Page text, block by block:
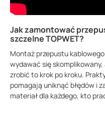
Jak zamontować
szczelne TOPWET?
Montaż przepustu
wydawać się
zrobić to krok po kroku.
pomagają uniknąć błędów i
materiał dla każdego, kto